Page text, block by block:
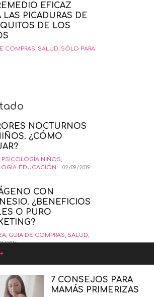
7 CONSEJOS PARA
MAMÁS PRIMERIZAS
EFICAZ
LAS PICADURAS DE
DE LOS
COMPRAS SALUD SÓLO PARA
NOCTURNOS
¿CÓMO
PSICOLOGÍA NIÑOS,
EDUCACIÓN
02/09/2019
CON
¿BENEFICIOS
O PURO
, GUIA DE COMPRAS, SALUD,
2016
CRIAR NIÑOS
LA GUÍA